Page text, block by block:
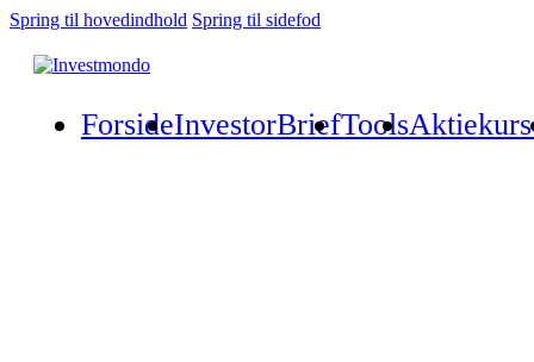
Spring til hovedindhold Spring til sidefod
ForsideInvestorBriefTools